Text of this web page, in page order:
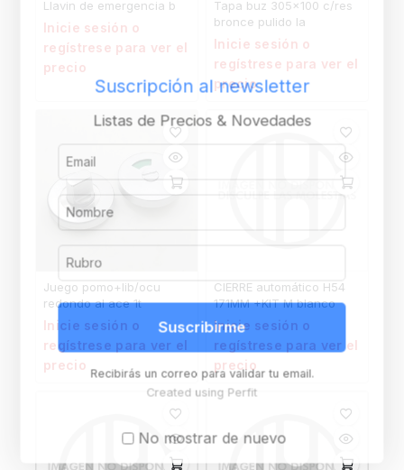
Llavin de emergencia b
Inicie sesión o
regístrese para ver el
precio
Tapa buz 305×100 c/res
bronce pulido la
Inicie sesión o
regístrese para ver el
precio
Juego pomo+lib/ocu
redondo al ace 1t
Inicie sesión o
regístrese para ver el
precio
CIERRE automático H54
171MM +KIT M blanco
Inicie sesión o
regístrese para ver el
precio
Suscripción al newsletter
Listas de Precios & Novedades
Suscribirme
Recibirás un correo para validar tu email.
Created using Perfit
No mostrar de nuevo